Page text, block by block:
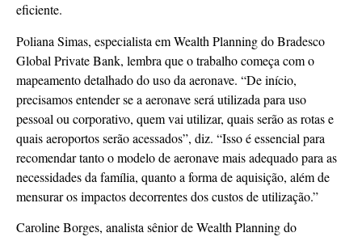
eficiente.
Poliana Simas, especialista em Wealth Planning do Bradesco
Global Private Bank, lembra que o trabalho começa com o
mapeamento detalhado do uso da aeronave. “De início,
precisamos entender se a aeronave será utilizada para uso
pessoal ou corporativo, quem vai utilizar, quais serão as rotas e
quais aeroportos serão acessados”, diz. “Isso é essencial para
recomendar tanto o modelo de aeronave mais adequado para as
necessidades da família, quanto a forma de aquisição, além de
mensurar os impactos decorrentes dos custos de utilização.”
Caroline Borges, analista sênior de Wealth Planning do